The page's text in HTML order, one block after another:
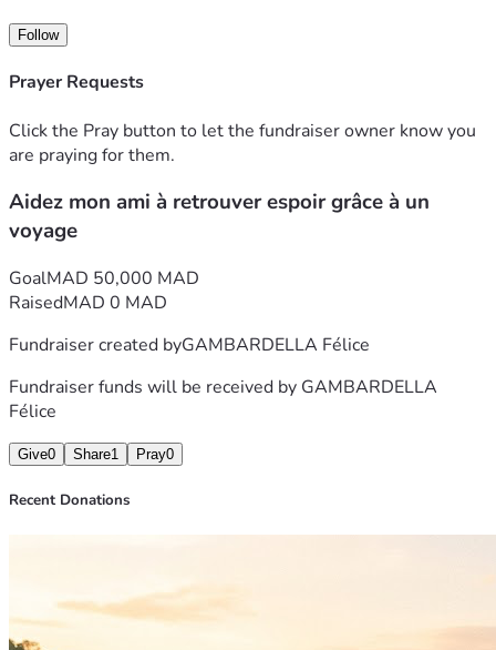
Merci du fond du cœur pour votre soutien, votre solidarité
et vos encouragements.
Follow
Prayer Requests
Click the Pray button to let the fundraiser owner know you
are praying for them.
Aidez mon ami à retrouver espoir grâce à un
voyage
GoalMAD 50,000 MAD
RaisedMAD 0 MAD
Fundraiser created byGAMBARDELLA Félice
Fundraiser funds will be received by GAMBARDELLA
Félice
Give0 Share1 Pray0
Recent Donations